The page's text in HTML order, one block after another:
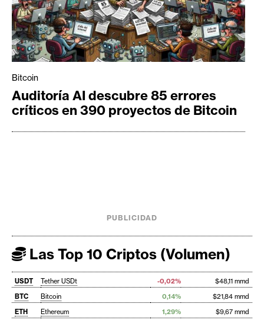
Bitcoin
Auditoría AI descubre 85 errores
críticos en 390 proyectos de Bitcoin
PUBLICIDAD
Las Top 10 Criptos (Volumen)
USDT Tether USDt -0,02%
$48,11 mmd
BTC
Bitcoin 0,14%
$21,84 mmd
ETH
Ethereum 1,29%
$9,67 mmd